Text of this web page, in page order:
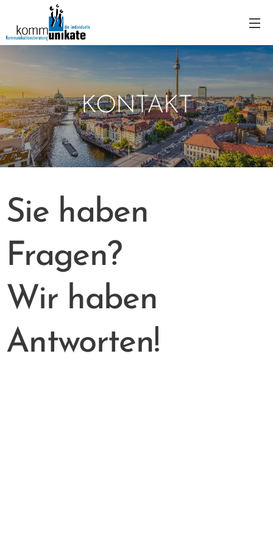
KONTAKT
Sie haben
Fragen?
Wir haben
Antworten!